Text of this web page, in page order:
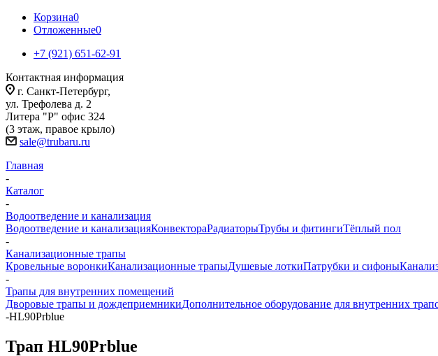
Корзина0
Отложенные0
+7 (921) 651-62-91
Контактная информация
г. Санкт-Петербург,
ул. Трефолева д. 2
Литера "Р" офис 324
(3 этаж, правое крыло)
sale@trubaru.ru
Главная
-
Каталог
-
Водоотведение и канализация
Водоотведение и канализацияКонвектораРадиаторыТрубы и фитингиТёплый пол
-
Канализационные трапы
Кровельные воронкиКанализационные трапыДушевые лоткиПатрубки и сифоны
-
Трапы для внутренних помещений
Дворовые трапы и дождеприемникиДополнительное оборудование для внутренних
-HL90Prblue
Трап HL90Prblue